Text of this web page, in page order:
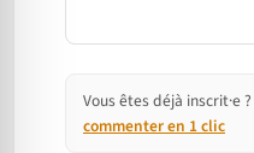
Vous êtes déjà inscrit·e ?
commenter en 1 clic